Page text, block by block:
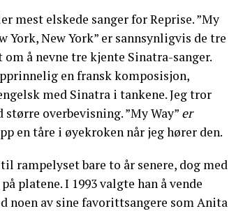
mest elskede sanger for Reprise. ”My
York, New York” er sannsynligvis de tre
å nevne tre kjente Sinatra-sanger.
en fransk komposisjon,
med Sinatra i tankene. Jeg tror
overbevisning. ”My Way” er
en tåre i øyekroken når jeg hører den.
rampelyset bare to år senere, dog med
platene. I 1993 valgte han å vende
noen av sine favorittsangere som Anita